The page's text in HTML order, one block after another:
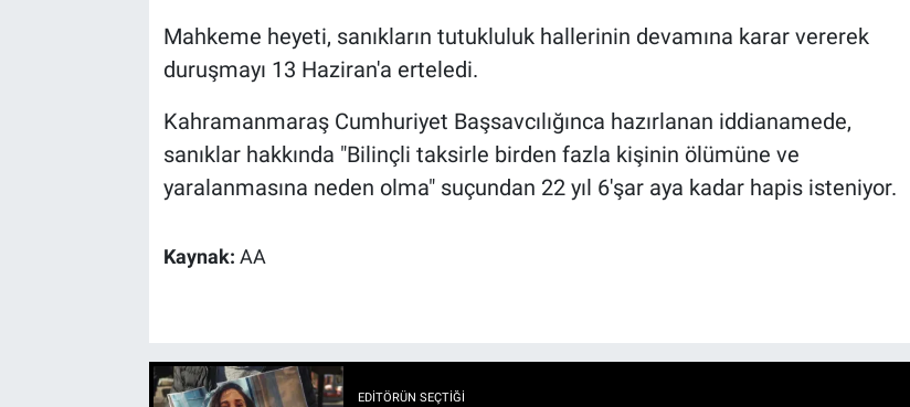
Mahkeme heyeti, sanıkların tutukluluk hallerinin devamına karar vererek
duruşmayı 13 Haziran'a erteledi.
Kahramanmaraş Cumhuriyet Başsavcılığınca hazırlanan iddianamede,
sanıklar hakkında "Bilinçli taksirle birden fazla kişinin ölümüne ve
yaralanmasına neden olma" suçundan 22 yıl 6'şar aya kadar hapis isteniyor.
Kaynak: AA
EDITÖRÜN SEÇTIĞI